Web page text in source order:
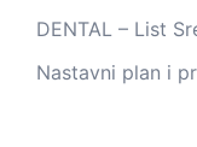
DENTAL – List
Nastavni plan i